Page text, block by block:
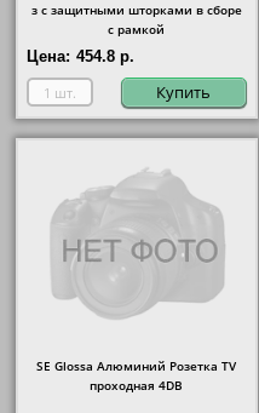
з с защитными шторками в сборе
с рамкой
Цена: 454.8 р.
Купить
SE Glossa Алюминий Розетка TV
проходная 4DB